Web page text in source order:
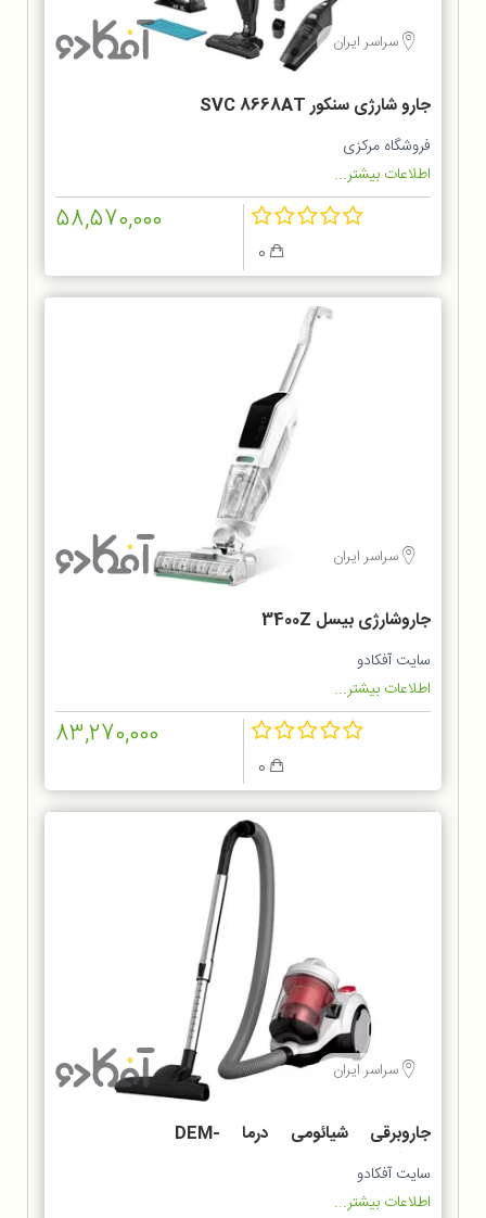
سراسر ایران
جارو شارژی سنکور SVC 8668AT
فروشگاه مرکزی
اطلاعات بیشتر...
58,570,000
سراسر ایران
جاروشارژی بیسل 3400Z
سایت آفکادو
اطلاعات بیشتر...
83,270,000
سراسر ایران
جاروبرقی شیائومی درما DEM-
TJ301W
سایت آفکادو
اطلاعات بیشتر...